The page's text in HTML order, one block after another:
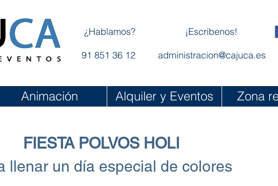
¿Hablamos?
91 851 36 12
¡Escríbenos!
administracion@cajuca.es
Animación Alquiler y Eventos Zona
FIESTA POLVOS HOLI
llenar un día especial de colores